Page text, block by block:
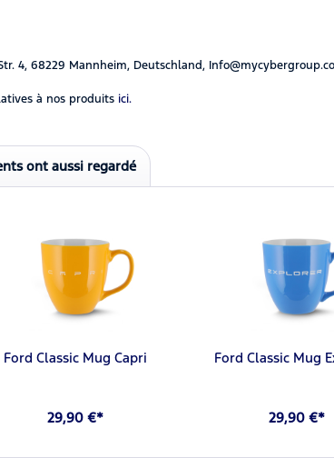
4, 68229 Mannheim, Deutschland,
à nos produits ici.
ont aussi regardé
Ford Classic Mug Capri
29,90 €*
Ford Classic Mug
29,90 €*